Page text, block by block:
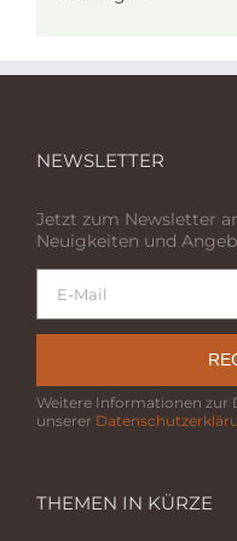
NEWSLETTER
Jetzt zum Newsletter
Neuigkeiten und
Weitere Informationen zur
unserer
THEMEN IN KÜRZE